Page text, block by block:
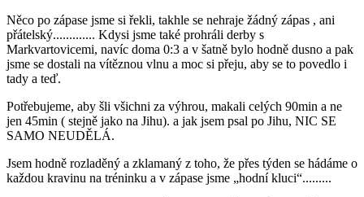
Něco po zápase jsme si řekli, takhle se nehraje žádný zápas , ani
přátelský............. Kdysi jsme také prohráli derby s
Markvartovicemi, navíc doma 0:3 a v šatně bylo hodně dusno a pak
jsme se dostali na vítěznou vlnu a moc si přeju, aby se to povedlo i
tady a teď.
Potřebujeme, aby šli všichni za výhrou, makali celých 90min a ne
jen 45min ( stejně jako na Jihu). a jak jsem psal po Jihu, NIC SE
SAMO NEUDĚLÁ.
Jsem hodně rozladěný a zklamaný z toho, že přes týden se hádáme o
každou kravinu na tréninku a v zápase jsme „hodní kluci“.........